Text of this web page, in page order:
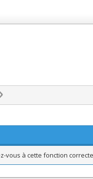
vous à cette fonction